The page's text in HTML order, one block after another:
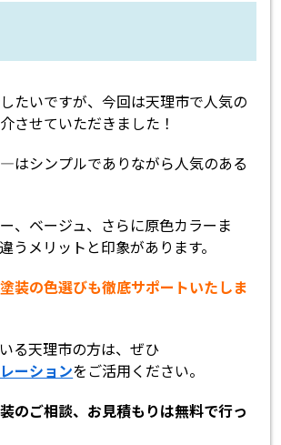
たいですが、今回は天理市で人気の
させていただきました！
はシンプルでありながら人気のある
、ベージュ、さらに原色カラーま
うメリットと印象があります。
装の色選びも徹底サポートいたしま
る天理市の方は、ぜひ
ーションをご活用ください。
のご相談、お見積もりは無料で行っ